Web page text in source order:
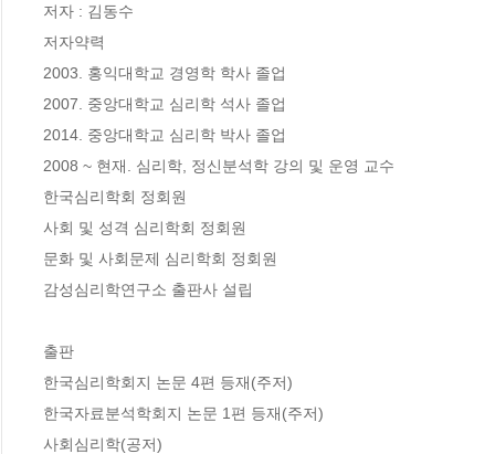
저자 : 김동수
저자약력
2003. 홍익대학교 경영학 학사 졸업
2007. 중앙대학교 심리학 석사 졸업
2014. 중앙대학교 심리학 박사 졸업
2008 ~ 현재. 심리학, 정신분석학 강의 및 운영 교수
한국심리학회 정회원
사회 및 성격 심리학회 정회원
문화 및 사회문제 심리학회 정회원
감성심리학연구소 출판사 설립
출판
한국심리학회지 논문 4편 등재(주저)
한국자료분석학회지 논문 1편 등재(주저)
사회심리학(공저)